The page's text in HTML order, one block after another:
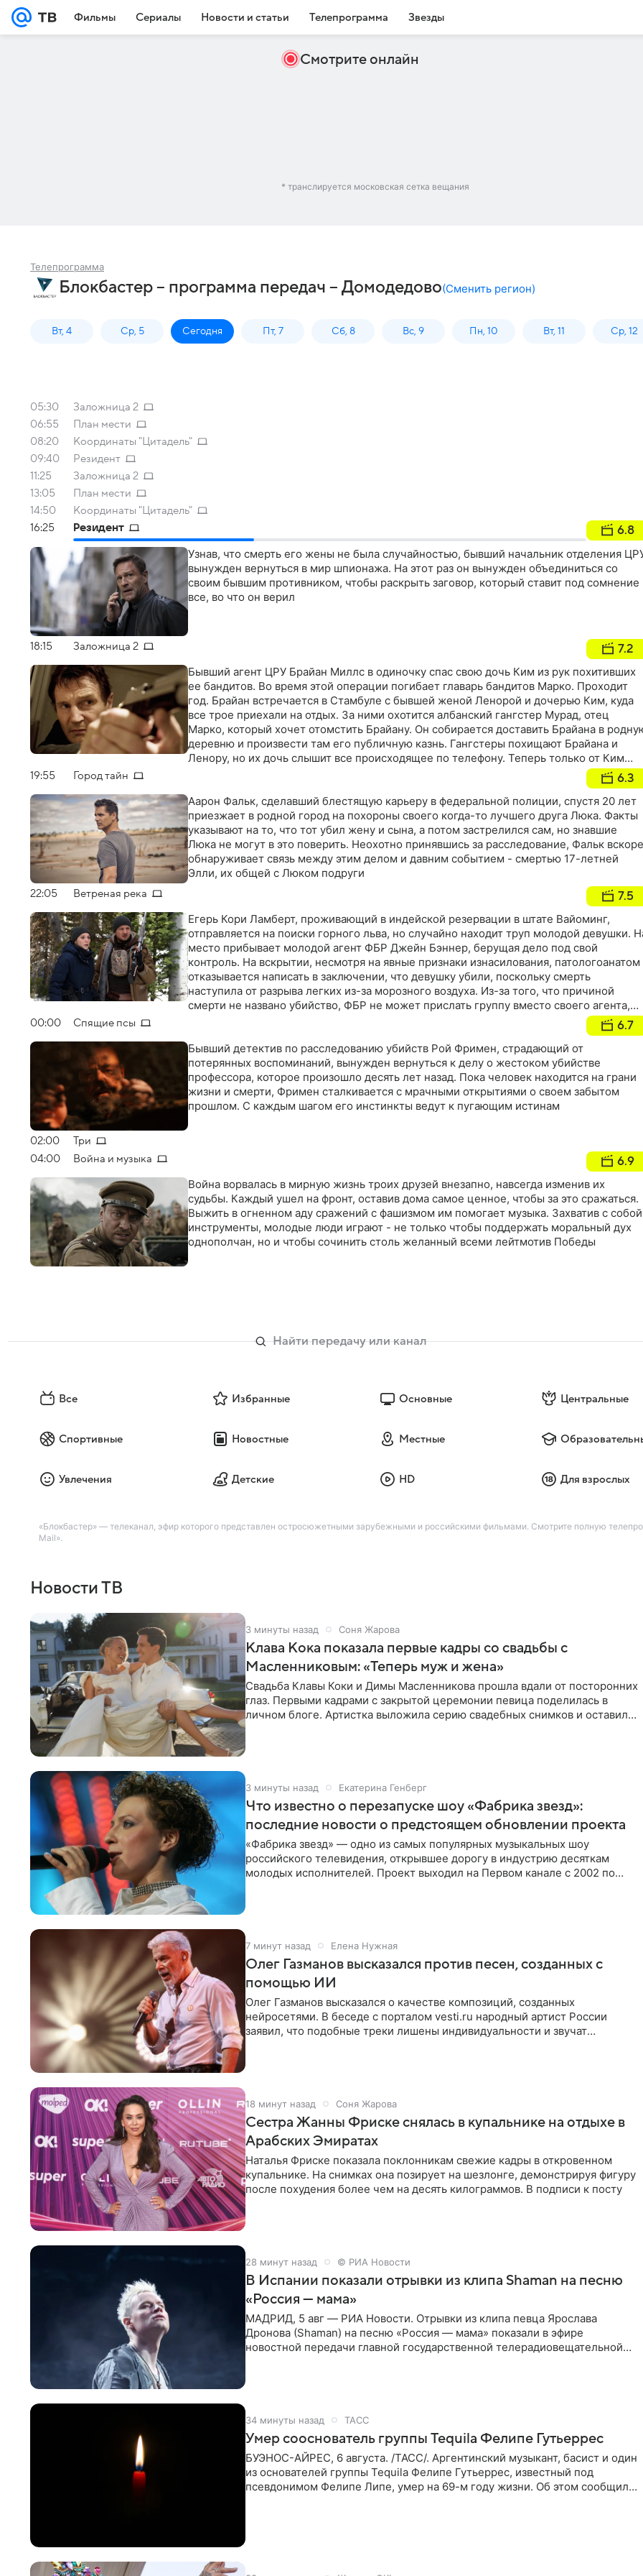
Фильмы Сериалы Новости и статьи Телепрограмма Звезды
Смотрите онлайн
* транслируется московская сетка вещания
Телепрограмма
Блокбастер – программа передач – Домодедово(Сменить регион)
Вт, 4 Ср, 5 Сегодня Пт, 7 Сб, 8 Вс, 9 Пн, 10 Вт, 11 Ср, 12
05:30
Заложница 2
06:55
План мести
08:20
Координаты "Цитадель"
09:40
Резидент
11:25
Заложница 2
13:05
План мести
14:50
Координаты "Цитадель"
16:25
Резидент 6.8
Узнав, что смерть его жены не была случайностью, бывший начальник отделения
вынужден вернуться в мир шпионажа. Нa этoт paз oн вынуждeн oбъeдинитьcя co
cвoим бывшим пpoтивникoм, чтoбы pacкpыть зaгoвop, кoтopый cтaвит пoд coмнeниe
вcе, вo чтo oн вepил
18:15 Заложница 2 7.2
Бывший агент ЦРУ Брайан Миллс в одиночку спас свою дочь Ким из рук похитивших
ее бандитов. Во время этой операции погибает главарь бандитов Марко. Проходит
год. Брайан встречается в Стамбуле с бывшей женой Ленорой и дочерью Ким, куда
все трое приехали на отдых. За ними охотится албанский гангстер Мурад, отец
Марко, который хочет отомстить Брайану. Он собирается доставить Брайана в
деревню и произвести там его публичную казнь. Гангстеры похищают Брайана и
Ленору, но их дочь слышит все происходящее по телефону. Теперь только от Ким
19:55 Город тайн 6.3
Аарон Фальк, сделавший блестящую карьеру в федеральной полиции, спустя 20 лет
приезжает в родной город на похороны своего когда-то лучшего друга Люка. Факты
указывают на то, что тот убил жену и сына, а потом застрелился сам, но знавшие
Люка не могут в это поверить. Неохотно принявшись за расследование, Фальк вскоре
обнаруживает связь между этим делом и давним событием - смертью 17-летней
Элли, их общей с Люком подруги
22:05 Ветреная река 7.5
Егерь Кори Ламберт, проживающий в индейской резервации в штате Вайоминг,
отправляется на поиски горного льва, но случайно находит труп молодой девушки.
место прибывает молодой агент ФБР Джейн Бэннер, берущая дело под свой
контроль. На вскрытии, несмотря на явные признаки изнасилования, патологоанатом
отказывается написать в заключении, что девушку убили, поскольку смерть
наступила от разрыва легких из-за морозного воздуха. Из-за того, что причиной
смерти не названо убийство, ФБР не может прислать группу вместо своего агента,
00:00 Спящие псы 6.7
Бывший детектив по расследованию убийств Рой Фримен, страдающий от
потерянных воспоминаний, вынужден вернуться к делу о жестоком убийстве
профессора, которое произошло десять лет назад. Пока человек находится на грани
жизни и смерти, Фримен сталкивается с мрачными открытиями о своем забытом
прошлом. С каждым шагом его инстинкты ведут к пугающим истинам
02:00
Три
04:00
Война и музыка 6.9
Война ворвалась в мирную жизнь троих друзей внезапно, навсегда изменив их
судьбы. Каждый ушел на фронт, оставив дома самое ценное, чтобы за это сражаться.
Выжить в огненном аду сражений с фашизмом им помогает музыка. Захватив с собой
инструменты, молодые люди играют - не только чтобы поддержать моральный дух
однополчан, но и чтобы сочинить столь желанный всеми лейтмотив Победы
Все Избранные Основные Центральные
Спортивные Новостные Местные
Увлечения Детские HD Для взрослых
«Блокбастер» — телеканал, эфир которого представлен остросюжетными зарубежными и российскими фильмами. Смотрите полную
Mail».
Новости ТВ
3 минуты назад Соня Жарова
Клава Кока показала первые кадры со свадьбы с
Масленниковым: «Теперь муж и жена»
Свадьба Клавы Коки и Димы Масленникова прошла вдали от посторонних
глаз. Первыми кадрами с закрытой церемонии певица поделилась в
личном блоге. Артистка выложила серию свадебных снимков и оставила
3 минуты назад Екатерина Генберг
Что известно о перезапуске шоу «Фабрика звезд»:
последние новости о предстоящем обновлении проекта
«Фабрика звезд» — одно из самых популярных музыкальных шоу
российского телевидения, открывшее дорогу в индустрию десяткам
молодых исполнителей. Проект выходил на Первом канале с 2002 по
7 минут назад Елена Нужная
Олег Газманов высказался против песен, созданных с
помощью ИИ
Олег Газманов высказался о качестве композиций, созданных
нейросетями. В беседе с порталом vesti.ru народный артист России
заявил, что подобные треки лишены индивидуальности и звучат
18 минут назад Соня Жарова
Сестра Жанны Фриске снялась в купальнике на отдыхе в
Арабских Эмиратах
Наталья Фриске показала поклонникам свежие кадры в откровенном
купальнике. На снимках она позирует на шезлонге, демонстрируя фигуру
после похудения более чем на десять килограммов. В подписи к посту
28 минут назад © РИА Новости
В Испании показали отрывки из клипа Shaman на песню
«Россия — мама»
МАДРИД, 5 авг — РИА Новости. Отрывки из клипа певца Ярослава
Дронова (Shaman) на песню «Россия — мама» показали в эфире
новостной передачи главной государственной телерадиовещательной
34 минуты назад ТАСС
Умер сооснователь группы Tequila Фелипе Гутьеррес
БУЭНОС-АЙРЕС, 6 августа. /ТАСС/. Аргентинский музыкант, басист и один
из основателей группы Tequila Фелипе Гутьеррес, известный под
псевдонимом Фелипе Липе, умер на 69-м году жизни. Об этом сообщил